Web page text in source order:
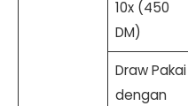
10x (450
DM)
Draw Pakai
dengan